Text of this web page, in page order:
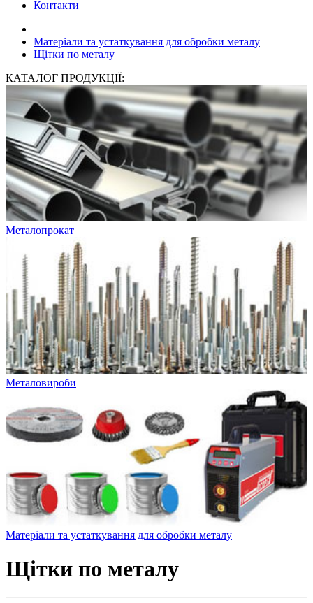
Контакти
Матеріали та устаткування для обробки металу
Щітки по металу
КАТАЛОГ ПРОДУКЦІЇ:
Металопрокат
Металовироби
Матеріали та устаткування для обробки металу
Щітки по металу